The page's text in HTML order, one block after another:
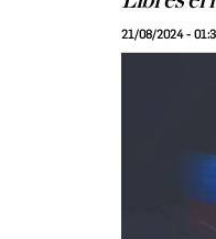
21/08/2024 -